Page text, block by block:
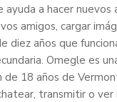
a hacer
amigos, cargar
diez años que
Omegle es
18 años de
transmitir o